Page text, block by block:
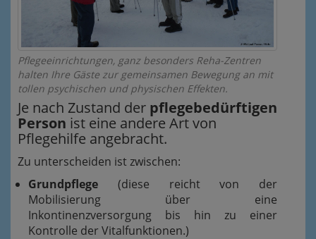
Pflegeeinrichtungen, ganz besonders Reha-Zentren
halten Ihre Gäste zur gemeinsamen Bewegung an mit
tollen psychischen und physischen Effekten.
Je nach Zustand der pflegebedürftigen
Person ist eine andere Art von
Pflegehilfe angebracht.
Zu unterscheiden ist zwischen:
Grundpflege (diese reicht von der
Mobilisierung über eine
Inkontinenzversorgung bis hin zu einer
Kontrolle der Vitalfunktionen.)